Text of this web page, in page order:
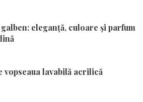
eleganță, culoare și parfum
vopseaua lavabilă acrilică